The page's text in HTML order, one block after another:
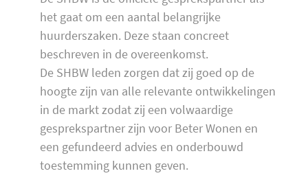
het gaat om een aantal belangrijke
huurderszaken. Deze staan concreet
beschreven in de overeenkomst.
De SHBW leden zorgen dat zij goed op de
hoogte zijn van alle relevante ontwikkelingen
in de markt zodat zij een volwaardige
gesprekspartner zijn voor Beter Wonen en
een gefundeerd advies en onderbouwd
toestemming kunnen geven.